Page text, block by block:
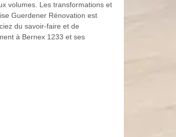
volumes. Les transformations et
Guerdener Rénovation est
du savoir-faire et de
à Bernex 1233 et ses